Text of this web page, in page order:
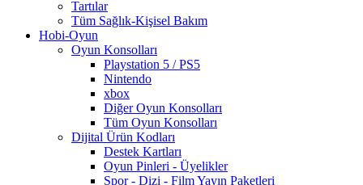
Tartılar
Tüm Sağlık-Kişisel Bakım
Hobi-Oyun
Oyun Konsolları
Playstation 5 / PS5
Nintendo
xbox
Diğer Oyun Konsolları
Tüm Oyun Konsolları
Dijital Ürün Kodları
Destek Kartları
Oyun Pinleri - Üyelikler
Spor - Dizi - Film Yayın Paketleri